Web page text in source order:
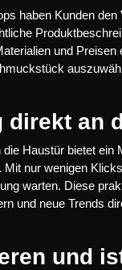
haben Kunden
und
direkt an
Haustür bietet
nur wenigen
warten. Diese
und neue Trends
und